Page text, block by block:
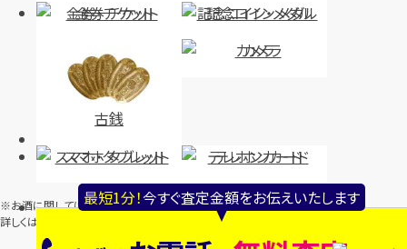
最短1分！今すぐ査定金額をお伝えいたします
店舗買取
ネックレス Pt900,Pt850 全長
買取参考価格
店舗買取
ネックレス Pt900,Pt850 全長
買取参考価格
金券・チケット
記念コイン・メダル
古銭
カメラ
スマホ・タブレット テレホンカード
※お酒に関しては、一部取り扱っていない店舗がございます。
詳しくは、店舗またはお電話にてご確認ください。